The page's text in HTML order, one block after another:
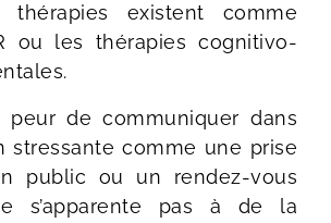
thérapies existent comme
ou les thérapies cognitivo-
peur de communiquer dans
stressante comme une prise
public ou un rendez-vous
s’apparente pas à de la